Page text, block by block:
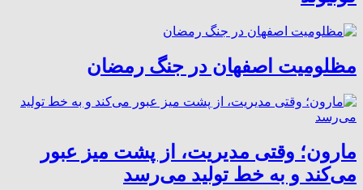
مظلومیت اصفهان در جنگ رمضان
مارون؛ وقتی مدیریت، از پشت میز عبور
می‌کند و به خط تولید می‌رسد